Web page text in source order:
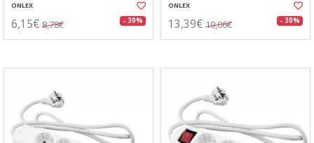
ONLEX
6,15€ 8,78€ - 30%
ONLEX
13,39€ 19,06€ - 30%